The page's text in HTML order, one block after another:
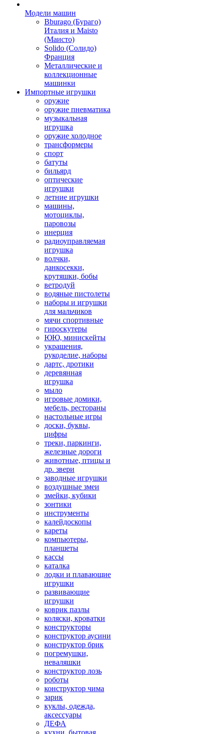
Модели машин
Bburago (Бураго)
Италия и Maisto
(Маисто)
Solido (Солидо)
Франция
Металлические и
коллекционные
машинки
Импортные игрушки
оружие
оружие пневматика
музыкальная
игрушка
оружие холодное
трансформеры
спорт
батуты
бильярд
оптические
игрушки
летние игрушки
машины,
мотоциклы,
паровозы
инерция
радиоуправляемая
игрушка
волчки,
данкосекки,
крутяшки, бобы
ветродуй
водяные пистолеты
наборы и игрушки
для мальчиков
мячи спортивные
гироскутеры
ЮЮ, минискейты
украшения,
рукоделие, наборы
дартс, дротики
деревянная
игрушка
мыло
игровые домики,
мебель, рестораны
настольные игры
доски, буквы,
цифры
треки, паркинги,
железные дороги
животные, птицы и
др. звери
заводные игрушки
воздушные змеи
змейки, кубики
зонтики
инструменты
калейдоскопы
кареты
компьютеры,
планшеты
кассы
каталка
лодки и плавающие
игрушки
развивающие
игрушки
коврик пазлы
коляски, кроватки
конструкторы
конструктор аусини
конструктор брик
погремушки,
неваляшки
конструктор лозь
роботы
конструктор чима
зарик
куклы, одежда,
аксессуары
ДЕФА
кухни, бытовая